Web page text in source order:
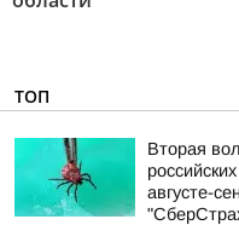
ТОП
Вторая
августе-